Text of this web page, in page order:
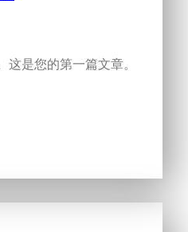
这是您的第一篇文章。